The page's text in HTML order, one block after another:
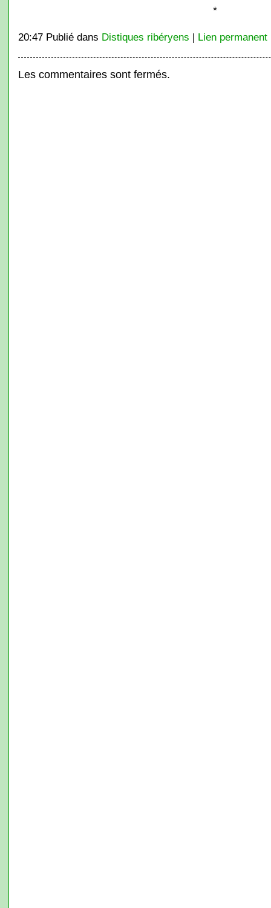
*
20:47 Publié dans Distiques ribéryens | Lien permanent
Les commentaires sont fermés.